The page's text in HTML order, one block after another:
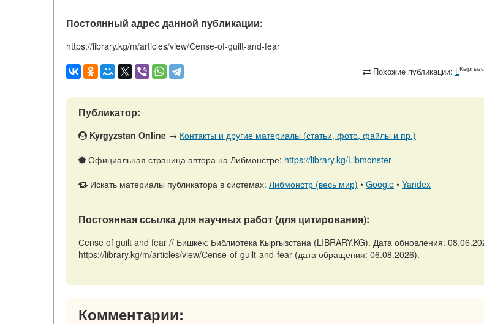
Постоянный адрес данной публикации:
https://library.kg/m/articles/view/Сense-of-guilt-and-fear
Похожие публикации: L
Публикатор:
Kyrgyzstan Online → Контакты и другие материалы (статьи, фото, файлы и пр.)
Официальная страница автора на Либмонстре: https://library.kg/Libmonster
Искать материалы публикатора в системах: Либмонстр (весь мир) • Google • Yandex
Постоянная ссылка для научных работ (для цитирования):
Сense of guilt and fear // Бишкек: Библиотека Кыргызстана (LIBRARY.KG). Дата обновления:
https://library.kg/m/articles/view/Сense-of-guilt-and-fear (дата обращения: 06.08.2026).
Комментарии: